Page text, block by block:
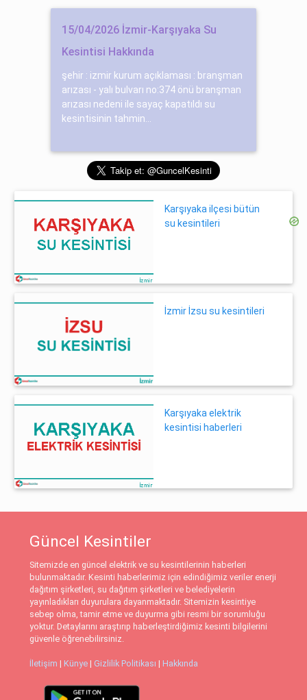
15/04/2026 İzmir-Karşıyaka Su
Kesintisi Hakkında
şehir : izmir kurum açıklaması : branşman
arızası - yalı bulvarı no:374 önü branşman
arızası nedeni ile sayaç kapatıldı su
kesintisinin tahmin...
Karşıyaka ilçesi bütün
su kesintileri
İzmir İzsu su kesintileri
Karşıyaka elektrik
kesintisi haberleri
Güncel Kesintiler
Sitemizde en güncel elektrik ve su kesintilerinin haberleri
bulunmaktadır. Kesinti haberlerimiz için edindiğimiz veriler enerji
dağıtım şirketleri, su dağıtım şirketleri ve belediyelerin
yayınladıkları duyurulara dayanmaktadır. Sitemizin kesintiye
sebep olma, tamir etme ve duyurma gibi resmi bir sorumluğu
yoktur. Detaylarını araştırıp haberleştirdiğimiz kesinti bilgilerini
güvenle öğrenebilirsiniz.
İletişim | Künye | Gizlilik Politikası | Hakkında